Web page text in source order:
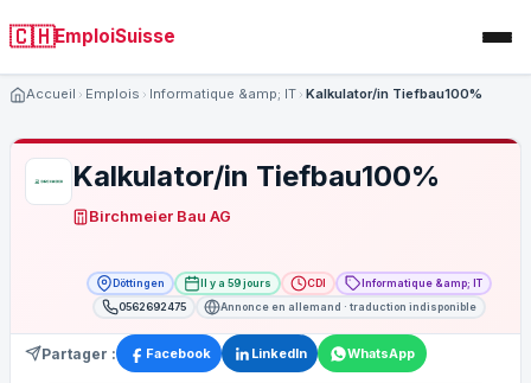
🇨🇭EmploiSuisse
Accueil Emplois Informatique &amp; IT Kalkulator/in Tiefbau100%
Kalkulator/in Tiefbau100%
Birchmeier Bau AG
Döttingen Il y a 59 jours CDI
Informatique &amp; IT
0562692475
Annonce en allemand · traduction indisponible
Partager : Facebook LinkedIn WhatsApp